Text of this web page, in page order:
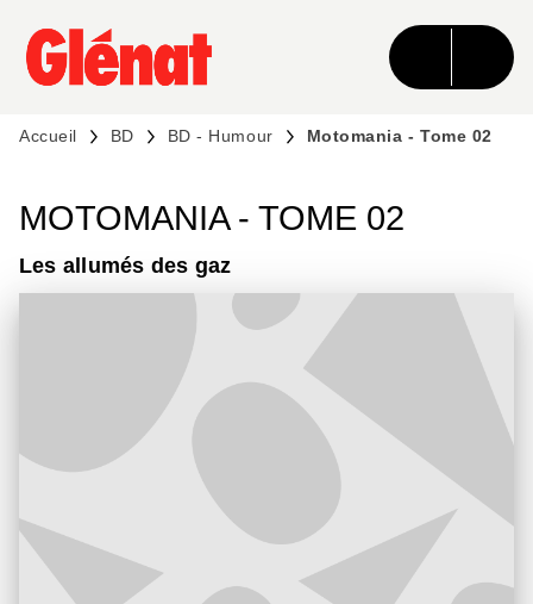
MENU RECHERCHE CONTENU
PIED DE PAGE
Accueil BD BD - Humour Motomania - Tome 02
MOTOMANIA - TOME 02
Les allumés des gaz